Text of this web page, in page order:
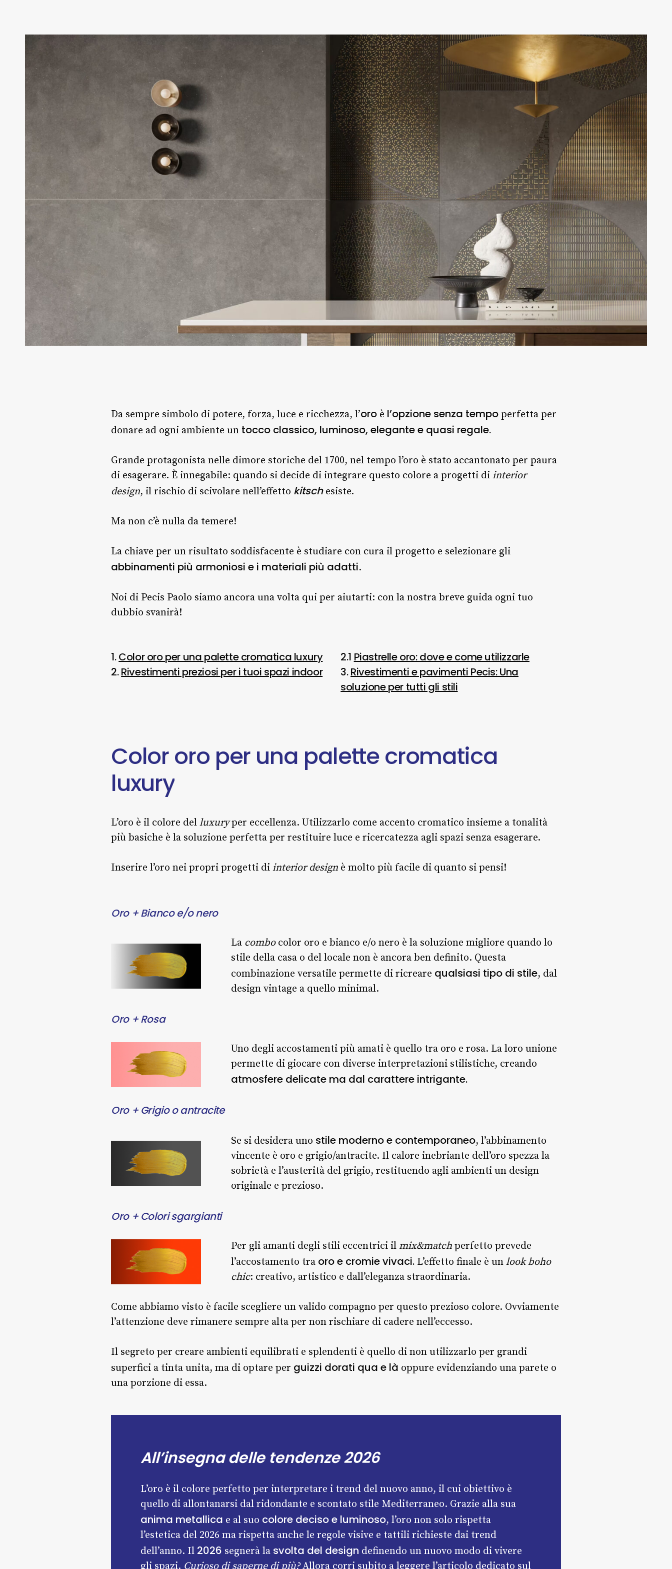
Da sempre simbolo di potere, forza, luce e ricchezza, l’oro è l’opzione senza tempo perfetta per
donare ad ogni ambiente un tocco classico, luminoso, elegante e quasi regale.
Grande protagonista nelle dimore storiche del 1700, nel tempo l’oro è stato accantonato per paura
di esagerare. È innegabile: quando si decide di integrare questo colore a progetti diinterior
design, il rischio di scivolare nell’effetto kitschesiste.
Ma non c’è nulla da temere!
La chiave per un risultato soddisfacente è studiare con cura il progetto e selezionare gli
abbinamenti più armoniosi e i materiali più adatti.
Noi di Pecis Paolo siamo ancora una volta qui per aiutarti: con la nostra breve guida ogni tuo
dubbio svanirà!
1.Color oro per una palette cromatica luxury
2.Rivestimenti preziosi per i tuoi spazi indoor
2.1 Piastrelle oro: dove e come utilizzarle
3.Rivestimenti e pavimenti Pecis: Una
soluzione per tutti gli stili
Colororo per una palettecromatica
luxury
L’oro è il colore delluxuryper eccellenza. Utilizzarlo come accento cromatico insieme a tonalità
più basiche è la soluzione perfetta per restituire luce e ricercatezza agli spazi senza esagerare.
Inserire l’oro nei propri progetti diinterior design è molto più facile di quanto si pensi!
Oro + Bianco e/o nero
La combocolor oro e bianco e/o nero è la soluzione migliore quando lo
stile della casa o del locale non è ancora ben definito. Questa
combinazione versatile permette di ricreare qualsiasi tipo di stile, dal
design vintage a quello minimal.
Oro + Rosa
Uno degli accostamenti più amati è quello tra oro e rosa. La loro unione
permette di giocare con diverse interpretazioni stilistiche, creando
atmosfere delicate ma dal carattere intrigante.
Oro + Grigio o antracite
Se si desidera uno stile moderno e contemporaneo, l’abbinamento
vincente è oro e grigio/antracite. Il calore inebriante dell’oro spezza la
sobrietà e l’austerità del grigio, restituendo agli ambienti un design
originale e prezioso.
Oro + Colori sgargianti
Per gli amanti degli stili eccentrici il mix&match perfetto prevede
l’accostamento tra oro e cromie vivaci. L’effetto finale è unlook boho
chic: creativo, artistico e dall’eleganza straordinaria.
Come abbiamo visto è facile scegliere un valido compagno per questo prezioso colore. Ovviamente
l’attenzione deve rimanere sempre alta per non rischiare di cadere nell’eccesso.
Il segreto per creare ambienti equilibrati e splendenti è quello di non utilizzarlo per grandi
superfici a tinta unita, ma di optare per guizzi dorati qua e là oppure evidenziando una parete o
una porzione di essa.
All’insegna delle tendenze 2026
L’oro è il colore perfetto per interpretare i trend del nuovo anno, il cui obiettivo è
quello di allontanarsi dal ridondante e scontato stile Mediterraneo. Grazie alla sua
anima metallica e al suo colore deciso e luminoso, l’oro non solo rispetta
l’estetica del 2026 ma rispetta anche le regole visive e tattili richieste dai trend
dell’anno. Il 2026 segnerà la svolta del design definendo un nuovo modo di vivere
gli spazi. Curioso di saperne di più?Allora corri subito a leggere l’articolo dedicato sul